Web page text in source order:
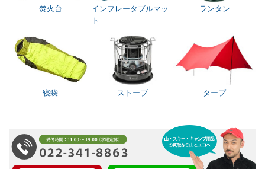
焚火台
インフレータブルマッ
ト
ランタン
寝袋 ストーブ タープ